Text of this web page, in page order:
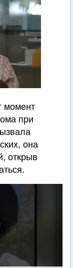
момент
при
она
открыв